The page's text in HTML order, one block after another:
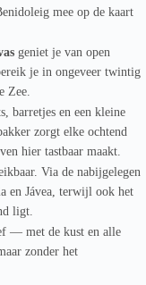
mee op de kaart
geniet je van open
je in ongeveer twintig
Zee.
barretjes en een kleine
zorgt elke ochtend
hier tastbaar maakt.
Via de nabijgelegen
en Jávea, terwijl ook het
ligt.
— met de kust en alle
zonder het